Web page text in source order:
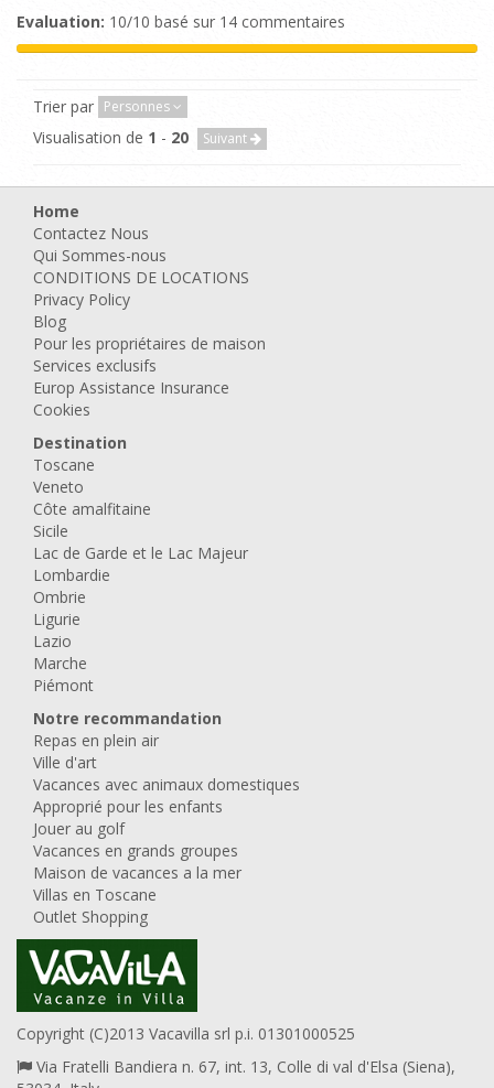
Evaluation: 10/10 basé sur 14 commentaires
Trier par Personnes
Visualisation de 1 - 20 Suivant
Home
Contactez Nous
Qui Sommes-nous
CONDITIONS DE LOCATIONS
Privacy Policy
Blog
Pour les propriétaires de maison
Services exclusifs
Europ Assistance Insurance
Cookies
Destination
Toscane
Veneto
Côte amalfitaine
Sicile
Lac de Garde et le Lac Majeur
Lombardie
Ombrie
Ligurie
Lazio
Marche
Piémont
Notre recommandation
Repas en plein air
Ville d'art
Vacances avec animaux domestiques
Approprié pour les enfants
Jouer au golf
Vacances en grands groupes
Maison de vacances a la mer
Villas en Toscane
Outlet Shopping
Copyright (C)2013 Vacavilla srl p.i. 01301000525
Via Fratelli Bandiera n. 67, int. 13, Colle di val d'Elsa (Siena),